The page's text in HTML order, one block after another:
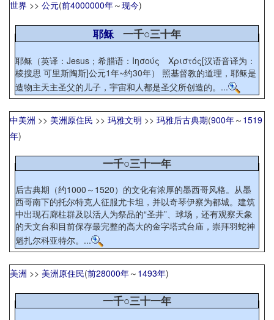
世界 >> 公元(前4000000年～现今)
耶稣一千○三十年
耶稣（英译：Jesus；希腊语：Ιησούς Χριστός[汉语音译为：
棱搜思 可里斯陶斯]公元1年~约30年） 照基督教的道理，耶稣是
造物主天主圣父的儿子，宇宙和人都是圣父所创造的。...
中美洲 >> 美洲原住民 >> 玛雅文明 >> 玛雅后古典期(900年～ 1519
年)
一千○三十一年
后古典期（约1000～1520）的文化有浓厚的墨西哥风格。从墨
西哥南下的托尔特克人征服尤卡坦，并以奇琴伊察为都城。建筑
中出现石廊柱群及以活人为祭品的“圣井”、球场，还有观察天象
的天文台和目前保存最完整的高大的金字塔式台庙，崇拜羽蛇神
魁扎尔科亚特尔。...
美洲 >> 美洲原住民(前28000年～ 1493年)
一千○三十一年